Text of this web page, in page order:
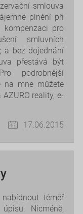
smlouva
plnění při
kompenzaci pro
smluvních
a bez dojednání
přestává být
podrobnější
na mne můžete
reality, e-
17.06.2015
téměř
Nicméně,